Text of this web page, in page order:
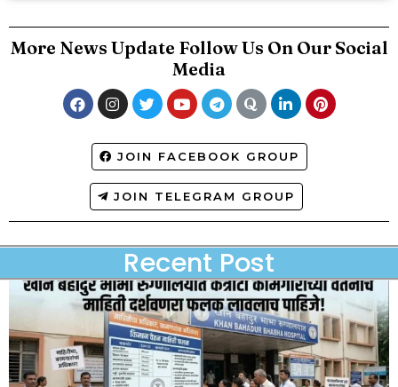
More News Update Follow Us On Our Social
Media
JOIN FACEBOOK GROUP
JOIN TELEGRAM GROUP
Recent Post